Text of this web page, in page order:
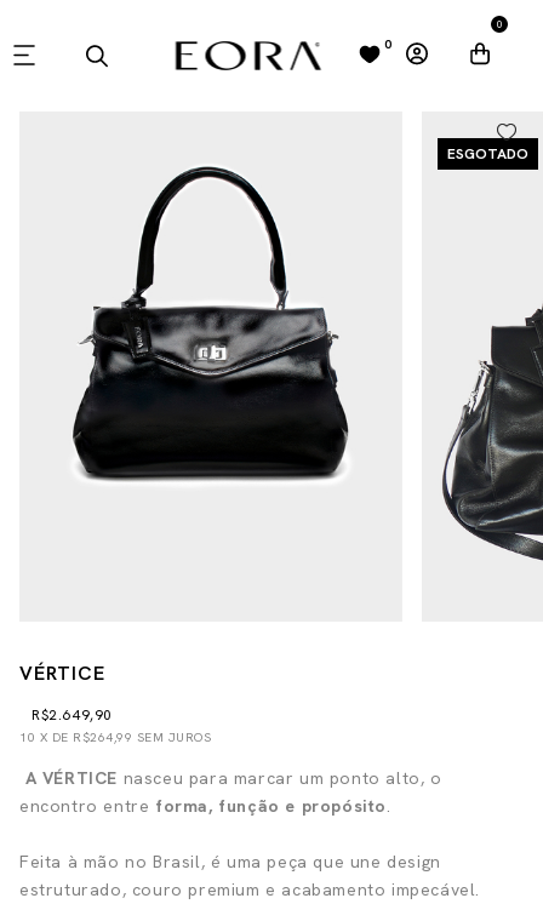
0
0
ESGOTADO
VÉRTICE
R$2.649,90
10 X DE R$264,99 SEM JUROS
A VÉRTICE nasceu para marcar um ponto alto, o
encontro entre forma, função e propósito.
Feita à mão no Brasil, é uma peça que une design
estruturado, couro premium e acabamento impecável.